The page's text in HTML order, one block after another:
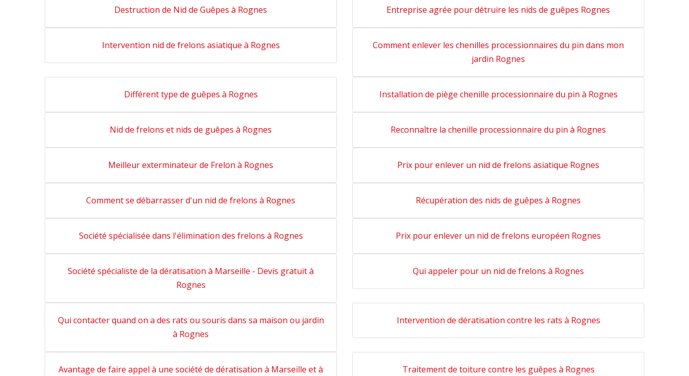
Destruction de Nid de Guêpes à Rognes Entreprise agrée pour détruire les nids de guêpes Rognes
Intervention nid de frelons asiatique à Rognes
Comment enlever les chenilles processionnaires du pin dans mon
jardin Rognes
Différent type de guêpes à Rognes Installation de piège chenille processionnaire du pin à Rognes
Nid de frelons et nids de guêpes à Rognes Reconnaître la chenille processionnaire du pin à Rognes
Meilleur exterminateur de Frelon à Rognes Prix pour enlever un nid de frelons asiatique Rognes
Comment se débarrasser d'un nid de frelons à Rognes Récupération des nids de guêpes à Rognes
Société spécialisée dans l'élimination des frelons à Rognes Prix pour enlever un nid de frelons européen Rognes
Société spécialiste de la dératisation à Marseille - Devis gratuit à
Rognes
Qui appeler pour un nid de frelons à Rognes
Qui contacter quand on a des rats ou souris dans sa maison ou jardin
à Rognes
Intervention de dératisation contre les rats à Rognes
Avantage de faire appel à une société de dératisation à Marseille et à
Traitement de toiture contre les guêpes à Rognes